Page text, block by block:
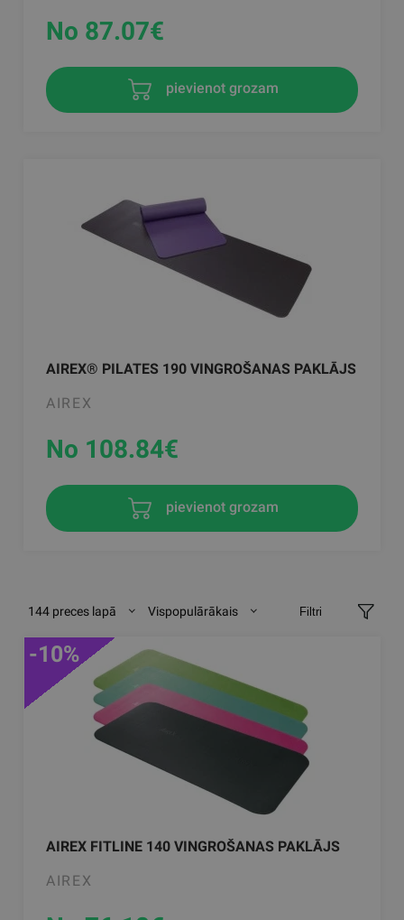
No 87.07€
pievienot grozam
AIREX® PILATES 190 VINGROŠANAS PAKLĀJS
AIREX
No 108.84€
pievienot grozam
144 preces lapā Vispopulārākais Filtri
AIREX FITLINE 140 VINGROŠANAS PAKLĀJS
AIREX
-10%